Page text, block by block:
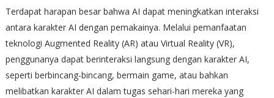
Terdapat harapan besar bahwa AI dapat meningkatkan interaksi
antara karakter AI dengan pemakainya. Melalui pemanfaatan
teknologi Augmented Reality (AR) atau Virtual Reality (VR),
penggunanya dapat berinteraksi langsung dengan karakter AI,
seperti berbincang-bincang, bermain game, atau bahkan
melibatkan karakter AI dalam tugas sehari-hari mereka yang